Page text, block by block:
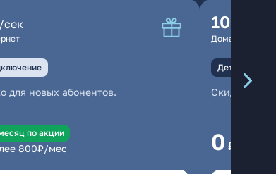
для новых абонентов.
по акции
800₽/мес
100
Домашний
Детали
Скидка
0 ₽/мес